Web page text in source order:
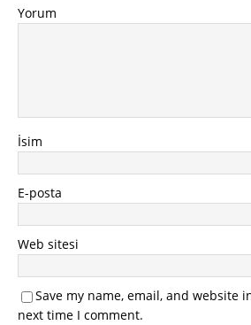
Yorum
İsim
E-posta
Web sitesi
Save my name, email, and website
next time I comment.